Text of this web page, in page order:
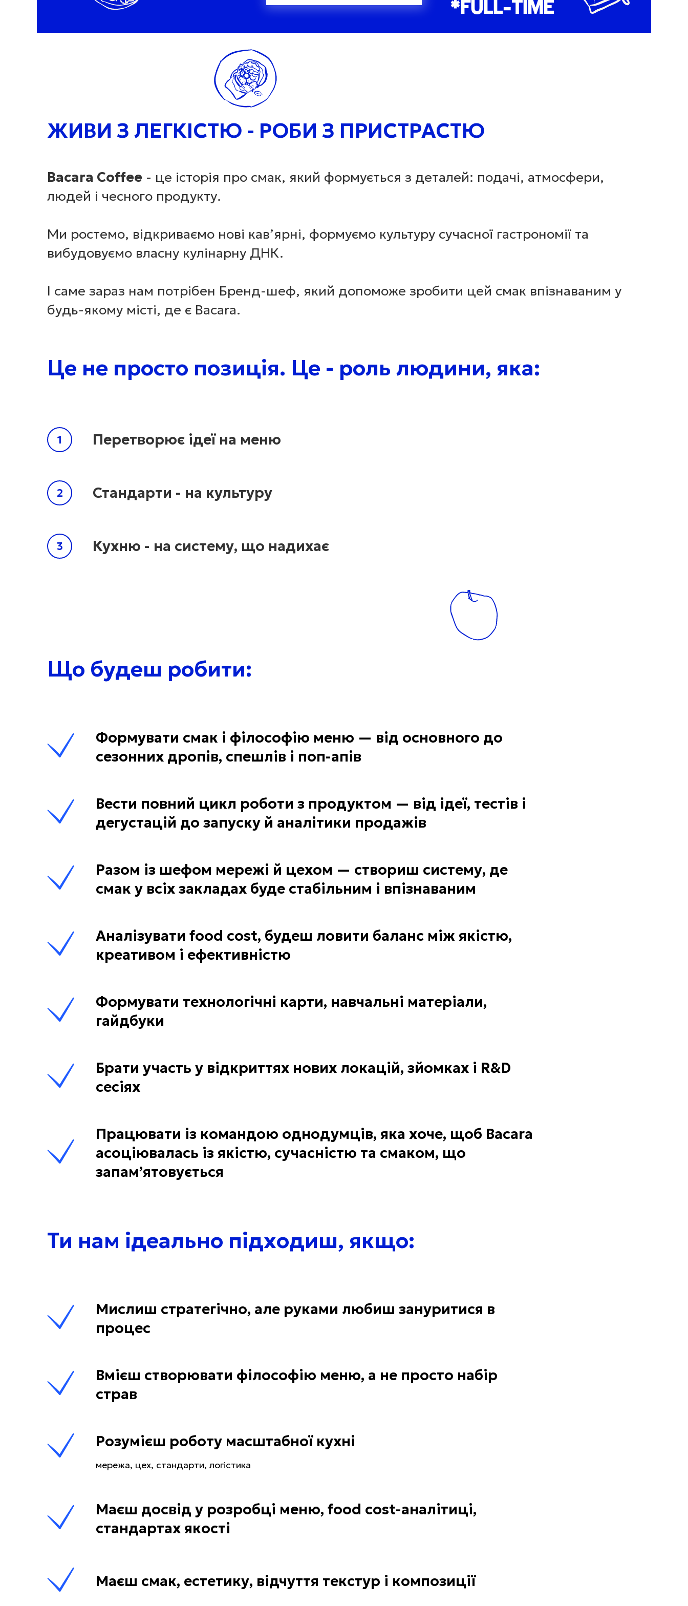
*FULL-TIME
ЖИВИ З ЛЕГКІСТЮ - РОБИ З ПРИСТРАСТЮ
Bacara Coffee - це історія про смак, який формується з деталей: подачі, атмосфери,
людей і чесного продукту.
Ми ростемо, відкриваємо нові кав’ярні, формуємо культуру сучасної гастрономії та
вибудовуємо власну кулінарну ДНК.
І саме зараз нам потрібен Бренд-шеф, який допоможе зробити цей смак впізнаваним у
будь-якому місті, де є Bacara.
Це не просто позиція. Це - роль людини, яка:
Перетворює ідеї на меню
Стандарти - на культуру
Кухню - на систему, що надихає
Що будеш робити:
Формувати смак і філософію меню — від основного до
сезонних дропів, спешлів і поп-апів
Вести повний цикл роботи з продуктом — від ідеї, тестів і
дегустацій до запуску й аналітики продажів
Разом із шефом мережі й цехом — створиш систему, де
смак у всіх закладах буде стабільним і впізнаваним
Аналізувати food cost, будеш ловити баланс між якістю,
креативом і ефективністю
Формувати технологічні карти, навчальні матеріали,
гайдбуки
Брати участь у відкриттях нових локацій, зйомках і R&D
сесіях
Працювати із командою однодумців, яка хоче, щоб Bacara
асоціювалась із якістю, сучасністю та смаком, що
запам’ятовується
Ти нам ідеально підходиш, якщо:
Мислиш стратегічно, але руками любиш зануритися в
процес
Вмієш створювати філософію меню, а не просто набір
страв
Розумієш роботу масштабної кухні
мережа, цех, стандарти, логістика
Маєш досвід у розробці меню, food cost-аналітиці,
стандартах якості
Маєш смак, естетику, відчуття текстур і композиції